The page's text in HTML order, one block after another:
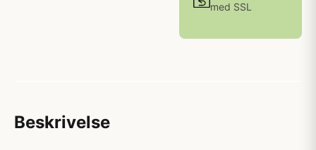
med SSL
Beskrivelse